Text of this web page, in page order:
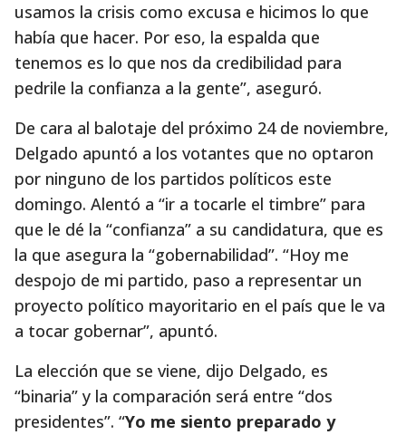
usamos la crisis como excusa e hicimos lo que
había que hacer. Por eso, la espalda que
tenemos es lo que nos da credibilidad para
pedrile la confianza a la gente”, aseguró.
De cara al balotaje del próximo 24 de noviembre,
Delgado apuntó a los votantes que no optaron
por ninguno de los partidos políticos este
domingo. Alentó a “ir a tocarle el timbre” para
que le dé la “confianza” a su candidatura, que es
la que asegura la “gobernabilidad”. “Hoy me
despojo de mi partido, paso a representar un
proyecto político mayoritario en el país que le va
a tocar gobernar”, apuntó.
La elección que se viene, dijo Delgado, es
“binaria” y la comparación será entre “dos
presidentes”. “Yo me siento preparado y